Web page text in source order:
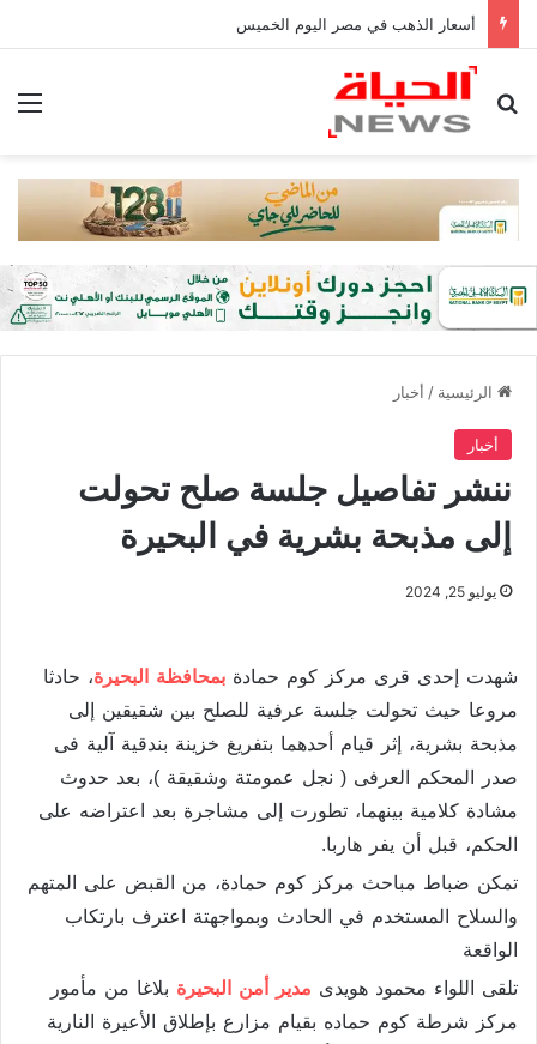
أسعار الذهب في مصر اليوم الخميس
بحث عن
الرئيسية / أخبار
أخبار
ننشر تفاصيل جلسة صلح تحولت
إلى مذبحة بشرية في البحيرة
يوليو 25, 2024
شهدت إحدى قرى مركز كوم حمادة بمحافظة البحيرة، حادثا
مروعا حيث تحولت جلسة عرفية للصلح بين شقيقين إلى
مذبحة بشرية، إثر قيام أحدهما بتفريغ خزينة بندقية آلية فى
صدر المحكم العرفى ( نجل عمومتة وشقيقة )، بعد حدوث
مشادة كلامية بينهما، تطورت إلى مشاجرة بعد اعتراضه على
الحكم، قبل أن يفر هاربا.
تمكن ضباط مباحث مركز كوم حمادة، من القبض على المتهم
والسلاح المستخدم في الحادث وبمواجهتة اعترف بارتكاب
الواقعة
تلقى اللواء محمود هويدى مدير أمن البحيرة بلاغا من مأمور
مركز شرطة كوم حماده بقيام مزارع بإطلاق الأعيرة النارية